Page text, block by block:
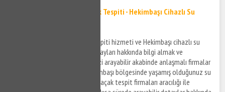
Hekimbaşı Cihazla Su Kaçak Tespiti - Hekimbaşı Cihazlı Su
Hekimbaşı cihazla su kaçak tespiti hizmeti ve Hekimbaşı cihazlı su
kaçak bulma hizmetlerinin detayları hakkında bilgi almak ve
ücretlendirme detayları için bizi arayabilir akabinde anlaşmalı firmalar
ile bağlantı kurabilirsiniz. Hekimbaşı bölgesinde yaşamış olduğunuz su
kaçak sorunlarınıza cihazlı su kaçak tespit firmaları aracılığı ile